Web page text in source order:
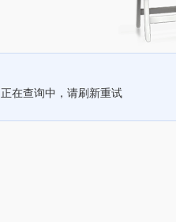
正在查询中，请刷新重试